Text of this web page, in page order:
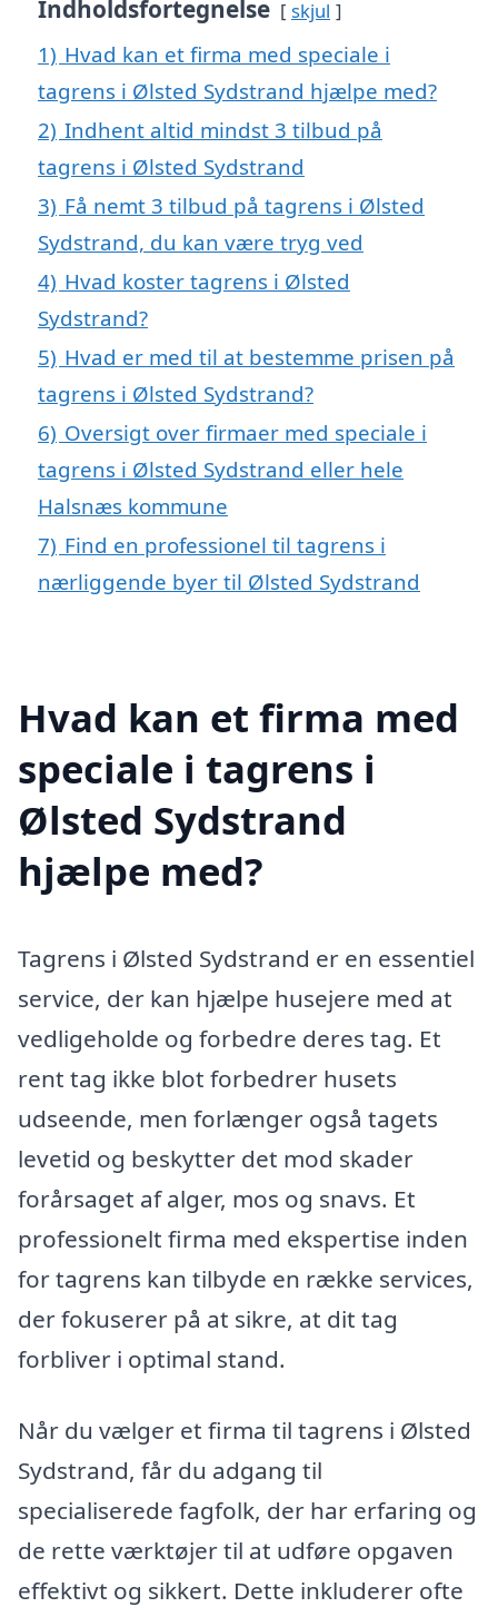
Indholdsfortegnelse skjul
1) Hvad kan et firma med speciale i
tagrens i Ølsted Sydstrand hjælpe med?
2) Indhent altid mindst 3 tilbud på
tagrens i Ølsted Sydstrand
3) Få nemt 3 tilbud på tagrens i Ølsted
Sydstrand, du kan være tryg ved
4) Hvad koster tagrens i Ølsted
Sydstrand?
5) Hvad er med til at bestemme prisen på
tagrens i Ølsted Sydstrand?
6) Oversigt over firmaer med speciale i
tagrens i Ølsted Sydstrand eller hele
Halsnæs kommune
7) Find en professionel til tagrens i
nærliggende byer til Ølsted Sydstrand
Hvad kan et firma med
speciale i tagrens i
Ølsted Sydstrand
hjælpe med?
Tagrens i Ølsted Sydstrand er en essentiel
service, der kan hjælpe husejere med at
vedligeholde og forbedre deres tag. Et
rent tag ikke blot forbedrer husets
udseende, men forlænger også tagets
levetid og beskytter det mod skader
forårsaget af alger, mos og snavs. Et
professionelt firma med ekspertise inden
for tagrens kan tilbyde en række services,
der fokuserer på at sikre, at dit tag
forbliver i optimal stand.
Når du vælger et firma til tagrens i Ølsted
Sydstrand, får du adgang til
specialiserede fagfolk, der har erfaring og
de rette værktøjer til at udføre opgaven
effektivt og sikkert. Dette inkluderer ofte